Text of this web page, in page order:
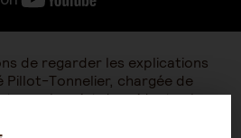
de regarder les explications
Pillot-Tonnelier, chargée de
sur le sujet des aidants chez
Simon de Gardelle, directeur de